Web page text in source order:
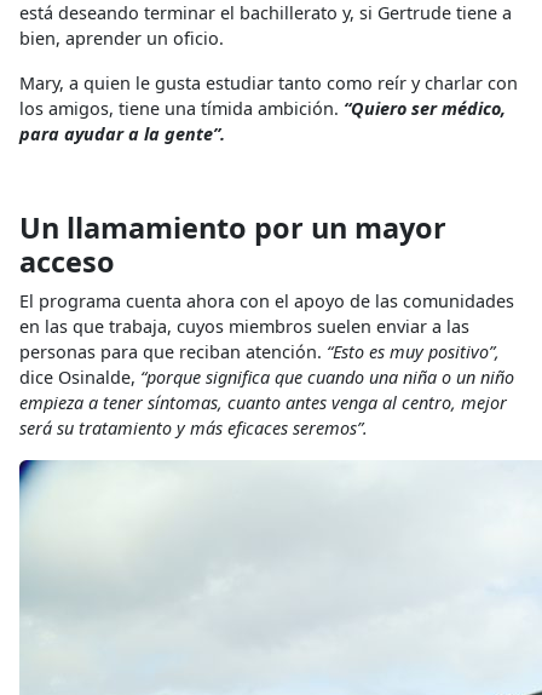
está deseando terminar el bachillerato y, si Gertrude tiene a
bien, aprender un oficio.
Mary, a quien le gusta estudiar tanto como reír y charlar con
los amigos, tiene una tímida ambición. “Quiero ser médico,
para ayudar a la gente”.
Un llamamiento por un mayor
acceso
El programa cuenta ahora con el apoyo de las comunidades
en las que trabaja, cuyos miembros suelen enviar a las
personas para que reciban atención. “Esto es muy positivo”,
dice Osinalde, “porque significa que cuando una niña o un niño
empieza a tener síntomas, cuanto antes venga al centro, mejor
será su tratamiento y más eficaces seremos”.